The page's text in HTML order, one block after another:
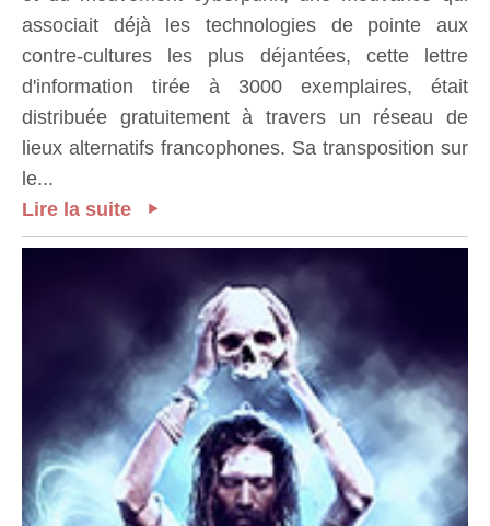
associait déjà les technologies de pointe aux
contre-cultures les plus déjantées, cette lettre
d'information tirée à 3000 exemplaires, était
distribuée gratuitement à travers un réseau de
lieux alternatifs francophones. Sa transposition sur
le...
Lire la suite